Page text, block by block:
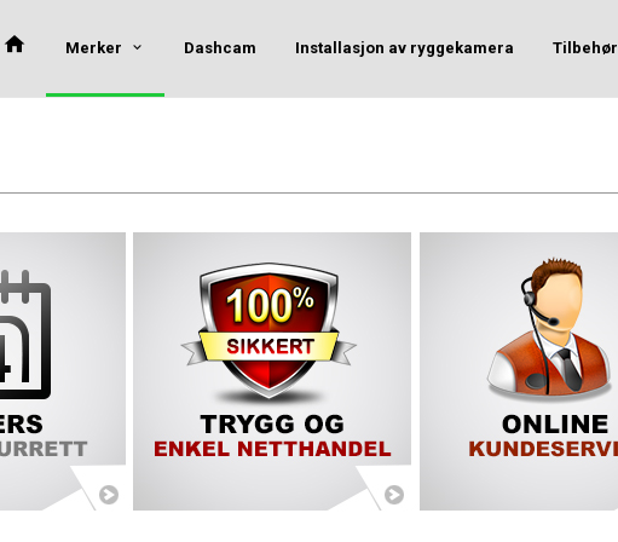
Merker Dashcam Installasjon av ryggekamera Tilbehør